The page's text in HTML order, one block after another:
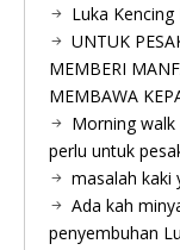
Luka
UNTUK
MEMBERI
MEMBAWA
Morning
perlu untuk
masalah kaki
Ada kah
penyembuhan